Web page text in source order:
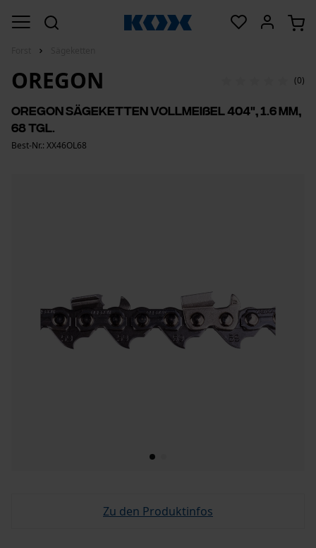
OREGON (0)
Oregon Sägeketten Vollmeißel 404", 1.6 mm,
68 Tgl.
Best-Nr.: XX46OL68
Zu den Produktinfos